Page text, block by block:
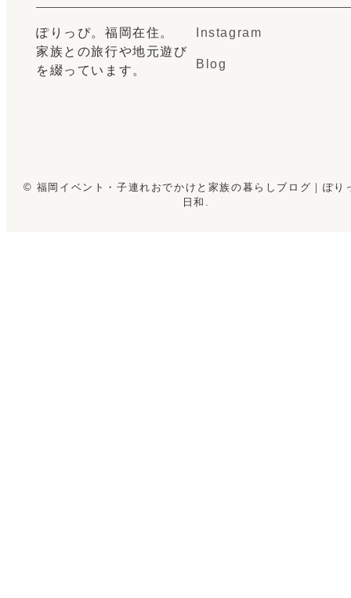
ぽりっぴ。福岡在住。
家族との旅行や地元遊び
を綴っています。
Instagram
Blog
© 福岡イベント・子連れおでかけと家族の暮らしブログ｜ぽり
日和.